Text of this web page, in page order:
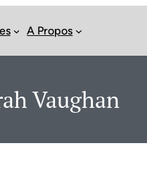
A Propos
Vaughan